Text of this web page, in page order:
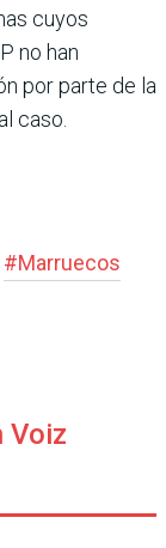
cuyos
no han
por parte de la
caso.
#Marruecos
Voiz